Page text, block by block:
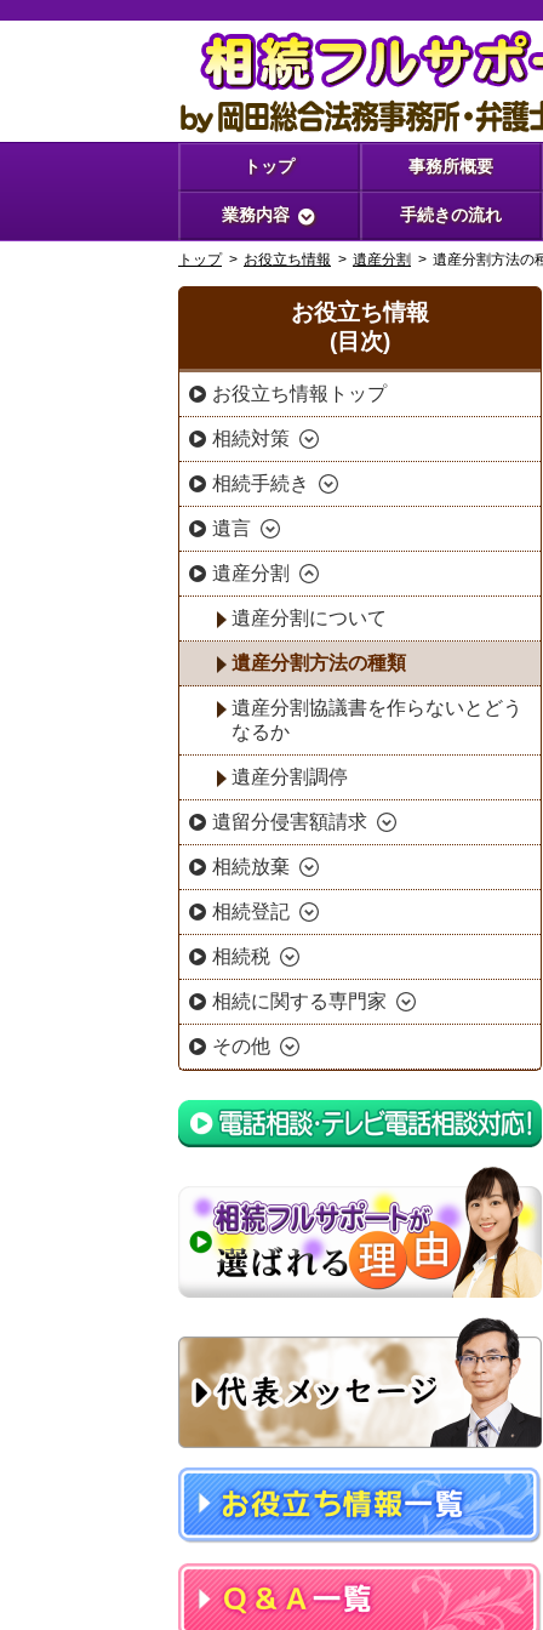
トップ 事務所概要
業務内容 手続きの流れ
トップ お役立ち情報 遺産分割 遺産分割方法の
お役立ち情報
(目次)
お役立ち情報トップ
相続対策
相続手続き
遺言
遺産分割
遺産分割について
遺産分割方法の種類
遺産分割協議書を作らないとどう
なるか
遺産分割調停
遺留分侵害額請求
相続放棄
相続登記
相続税
相続に関する専門家
その他